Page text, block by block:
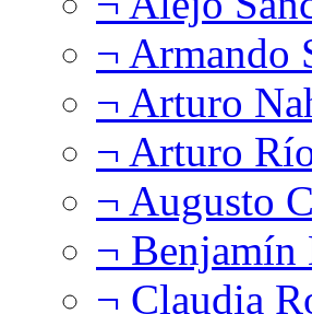
¬ Armando
¬ Arturo
¬ Arturo
¬ Augusto
¬ Benjamín
¬ Claudia